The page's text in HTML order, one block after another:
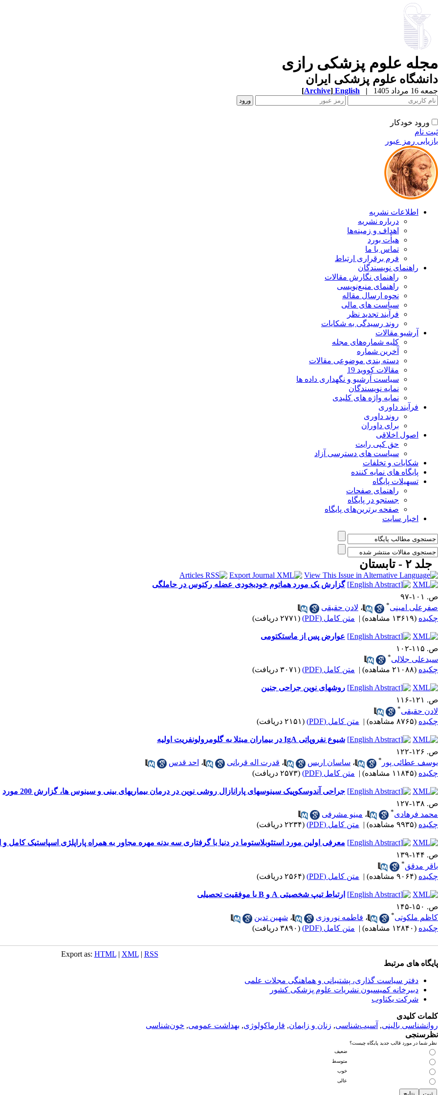
مجله علوم پزشکی رازی
دانشگاه علوم پزشکی ایران
جمعه 16 مرداد 1405 |
English
[Archive]
ورود خودکار
ثبت نام
بازیابی رمز عبور
اطلاعات نشریه
درباره نشریه
اهداف و زمینه‌ها
هیأت بورد
تماس با ما
فرم برقراری ارتباط
راهنمای نویسندگان
راهنمای نگارش مقالات
راهنمای منبع‌نویسی
نحوه ارسال مقاله
سیاست های مالی
فرآیند تجدید نظر
روند رسیدگی به شکایات
آرشیو مقالات
کلیه شماره‌های مجله
آخرین شماره
دسته بندی موضوعی مقالات
مقالات کووید 19
سیاست آرشیو و نگهداری داده ها
نمایه نویسندگان
نمایه واژه های کلیدی
فرآیند داوری
روند داوری
برای داوران
اصول اخلاقی
حق کپی رایت
سیاست های دسترسی آزاد
شکایات و تخلفات
پایگاه های نمایه کننده
تسهیلات پایگاه
راهنمای صفحات
جستجو در پایگاه
صفحه برترین‌های پایگاه
اخبار سایت
جلد ۲ - تابستان
گزارش یک مورد هماتوم خودبخودی عضله رکتوس در حاملگی
ص. ۱۰۱-۹۷
صفرعلی امینی* ، لادن حقیقی
چکیده (۱۳۶۱۹ مشاهده) | متن کامل (PDF) (۲۷۷۱ دریافت)
عوارض پس از ماستکتومی
ص. ۱۱۵-۱۰۲
سیدعلی جلالی*
چکیده (۲۱۰۸۸ مشاهده) | متن کامل (PDF) (۳۰۷۱ دریافت)
روشهای نوین جراحی جنین
ص. ۱۲۱-۱۱۶
لادن حقیقی*
چکیده (۸۷۶۵ مشاهده) | متن کامل (PDF) (۲۱۵۱ دریافت)
شیوع نفروپاتی IgA در بیماران مبتلا به گلومرولونفریت اولیه
ص. ۱۲۶-۱۲۲
یوسف عطائی پور * ، ساسان اریس ، قدرت اله قربانی ، احد قدس
چکیده (۱۱۸۴۵ مشاهده) | متن کامل (PDF) (۲۵۷۳ دریافت)
جراحی آندوسکوپیک سینوسهای پارانازال روشی نوین در درمان بیماریهای بینی و سینوس ها، گزارش 200 مورد
ص. ۱۳۸-۱۲۷
محمد فرهادی* ، مینو مشرفی
چکیده (۹۹۳۵ مشاهده) | متن کامل (PDF) (۲۲۳۴ دریافت)
معرفی اولین مورد استئوبلاستوما در دنیا با گرفتاری سه بدنه مهره مجاور به همراه پاراپلژی اسپاستیک کامل و
ص. ۱۴۴-۱۳۹
باقر مدقق*
چکیده (۹۰۶۴ مشاهده) | متن کامل (PDF) (۲۵۶۴ دریافت)
ارتباط تیپ شخصیتی A و B با موفقیت تحصیلی
ص. ۱۵۰-۱۴۵
کاظم ملکوتی* ، فاطمه نوروزی ، شهین تدین
چکیده (۱۲۸۴۰ مشاهده) | متن کامل (PDF) (۳۸۹۰ دریافت)
Export as: HTML| XML| RSS
پایگاه های مرتبط
دفتر سیاست گذاری، پشتیبانی و هماهنگی مجلات علمی
دبیرخانه کمیسیون نشریات علوم پزشکی کشور
شرکت یکتاوب
کلمات کلیدی
روانشناسی بالینی, آسیب‌شناسی, زنان و زایمان, فارماکولوژی, بهداشت عمومی, خون‌شناسی
نظرسنجی
نظر شما در مورد قالب جدید پایگاه چیست؟
ضعیف
متوسط
خوب
عالی